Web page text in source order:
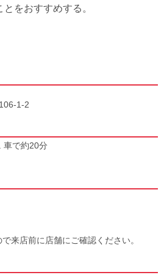
をおすすめする。
1-2
車で約20分
来店前に店舗にご確認ください。